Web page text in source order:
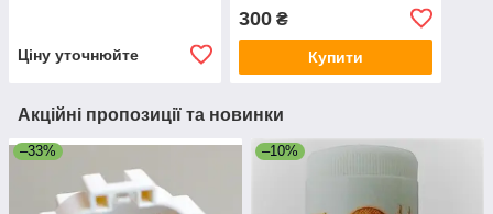
Ціну уточнюйте
300₴
Купити
Акційні пропозиції та новинки
–33% –10%